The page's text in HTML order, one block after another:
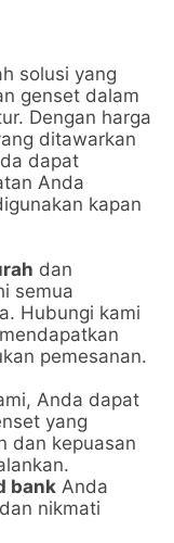
solusi yang
genset dalam
Dengan harga
ditawarkan
dapat
Anda
kapan
dan
semua
Hubungi kami
pemesanan.
Anda dapat
yang
dan kepuasan
bank Anda
nikmati